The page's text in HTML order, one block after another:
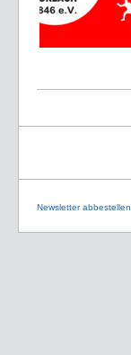
Newsletter abbestellen